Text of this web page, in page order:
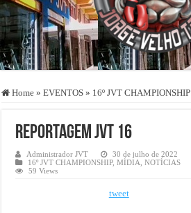
Home » EVENTOS » 16º JVT CHAMPIONSHIP
REPORTAGEM JVT 16
Administrador JVT
30 de julho de 2022
16º JVT CHAMPIONSHIP,MÍDIA ,NOTÍCIAS
59 Views
tweet